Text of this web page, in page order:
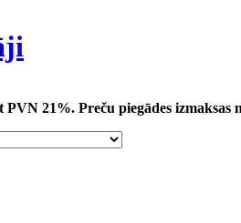
PVN 21%. Preču piegādes izmaksas